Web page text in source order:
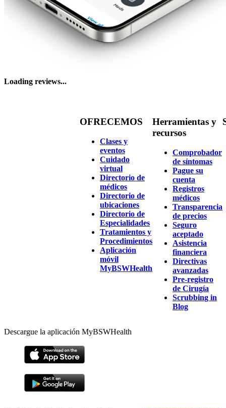
Loading reviews...
OFRECEMOS
Clases y
eventos
Cuidado
virtual
Directorio de
médicos
Directorio de
ubicaciones
Directorio de
Especialidades
Tratamientos y
Procedimientos
Aplicación
móvil
MyBSWHealth
Herramientas y
recursos
Comprobador
de síntomas
Pague su
cuenta
Registros
médicos
Transparencia
de precios
Seguro
aceptado
Asistencia
financiera
Directivas
avanzadas
Pre-registro
de Cirugía
Scrubbing in
Blog
Descargue la aplicación MyBSWHealth